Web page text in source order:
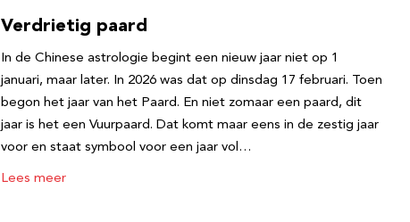
Verdrietig paard
In de Chinese astrologie begint een nieuw jaar niet op 1
januari, maar later. In 2026 was dat op dinsdag 17 februari. Toen
begon het jaar van het Paard. En niet zomaar een paard, dit
jaar is het een Vuurpaard. Dat komt maar eens in de zestig jaar
voor en staat symbool voor een jaar vol…
Lees meer